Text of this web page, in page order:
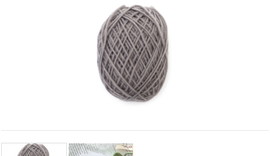
zobrazovali
obsah a